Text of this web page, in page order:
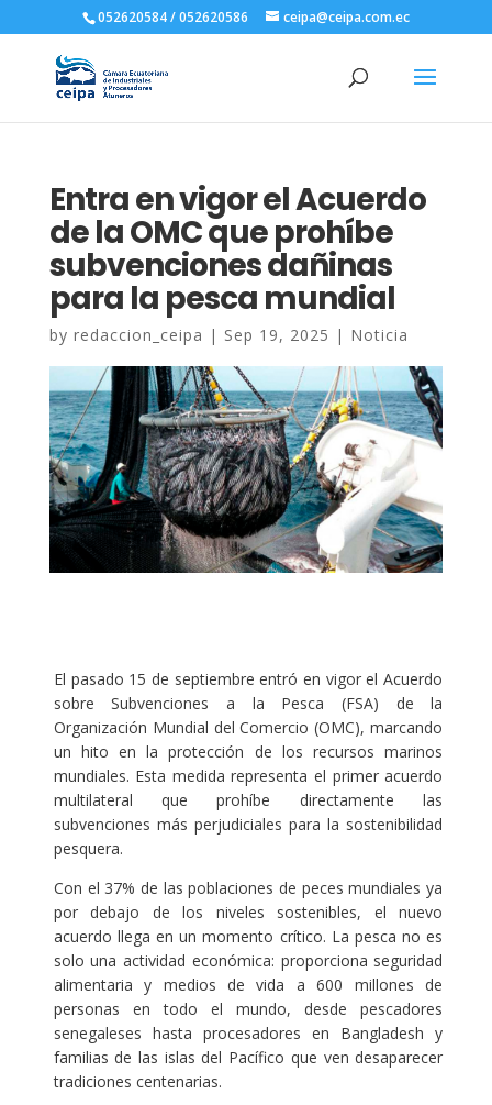
052620584 / 052620586 ceipa@ceipa.com.ec
Entra en vigor el Acuerdo
de la OMC que prohíbe
subvenciones dañinas
para la pesca mundial
by redaccion_ceipa | Sep 19, 2025 | Noticia
El pasado 15 de septiembre entró en vigor el Acuerdo
sobre Subvenciones a la Pesca (FSA) de la
Organización Mundial del Comercio (OMC), marcando
un hito en la protección de los recursos marinos
mundiales. Esta medida representa el primer acuerdo
multilateral que prohíbe directamente las
subvenciones más perjudiciales para la sostenibilidad
pesquera.
Con el 37% de las poblaciones de peces mundiales ya
por debajo de los niveles sostenibles, el nuevo
acuerdo llega en un momento crítico. La pesca no es
solo una actividad económica: proporciona seguridad
alimentaria y medios de vida a 600 millones de
personas en todo el mundo, desde pescadores
senegaleses hasta procesadores en Bangladesh y
familias de las islas del Pacífico que ven desaparecer
tradiciones centenarias.